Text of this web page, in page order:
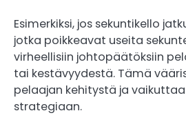
Esimerkiksi, jos sekuntikello
jotka poikkeavat useita
virheellisiin johtopäätöksiin
tai kestävyydestä. Tämä
pelaajan kehitystä ja vaikuttaa
strategiaan.